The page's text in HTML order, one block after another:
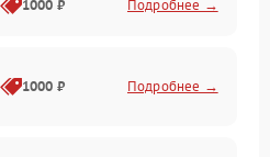
1000 ₽ Подробнее →
1000 ₽ Подробнее →